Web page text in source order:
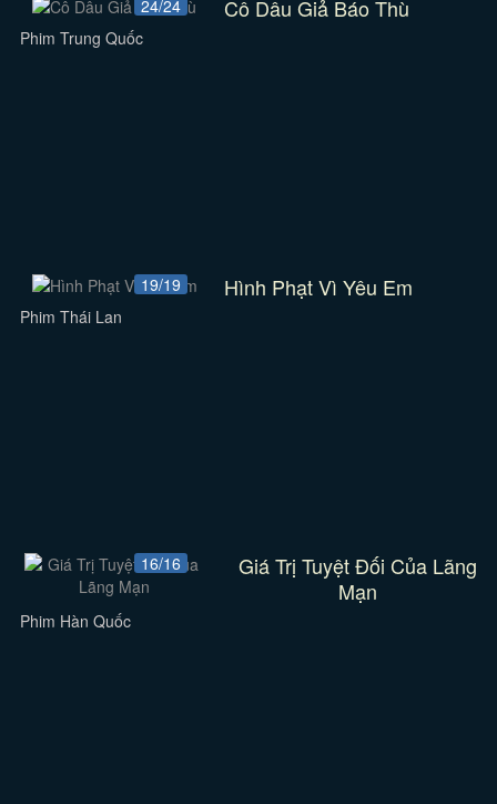
24/24 Cô Dâu Giả Báo Thù
Phim Trung Quốc
19/19 Hình Phạt Vì Yêu Em
Phim Thái Lan
16/16
Giá Trị Tuyệt Đối Của Lãng
Mạn
Phim Hàn Quốc